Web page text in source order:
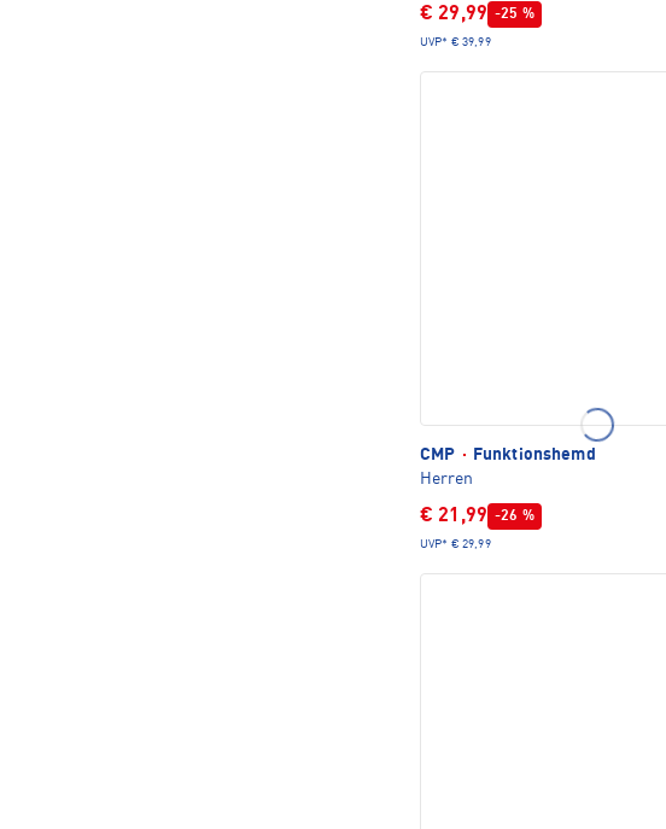
€ 29,99 -25 %
UVP* € 39,99
CMP ·
Funktionshemd
Herren
€ 21,99 -26 %
UVP* € 29,99